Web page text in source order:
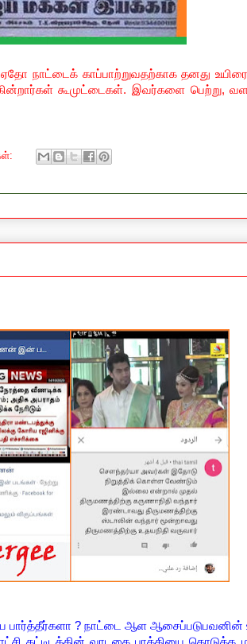
ஏதோ நாட்டைக் காப்பாற்றுவதற்காக தனது
கூமுட்டைகள். இவர்களை பெற்று,
பார்த்தீர்களா ? நாட்டை ஆள ஆசைப்படுபவனின்
கட்டிடத்தின் வாடகை பாக்கியை